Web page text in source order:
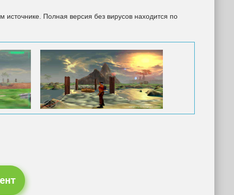
Полная версия без вирусов находится по